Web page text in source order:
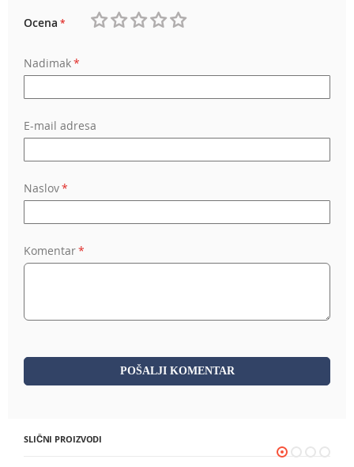
Ocena
Nadimak
E-mail adresa
Naslov
Komentar
POŠALJI KOMENTAR
SLIČNI PROIZVODI